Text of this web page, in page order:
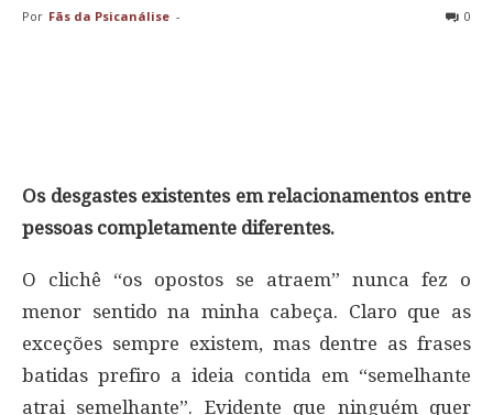
Por Fãs da Psicanálise - 0
Os desgastes existentes em relacionamentos entre
pessoas completamente diferentes.
O clichê “os opostos se atraem” nunca fez o
menor sentido na minha cabeça. Claro que as
exceções sempre existem, mas dentre as frases
batidas prefiro a ideia contida em “semelhante
atrai semelhante”. Evidente que ninguém quer